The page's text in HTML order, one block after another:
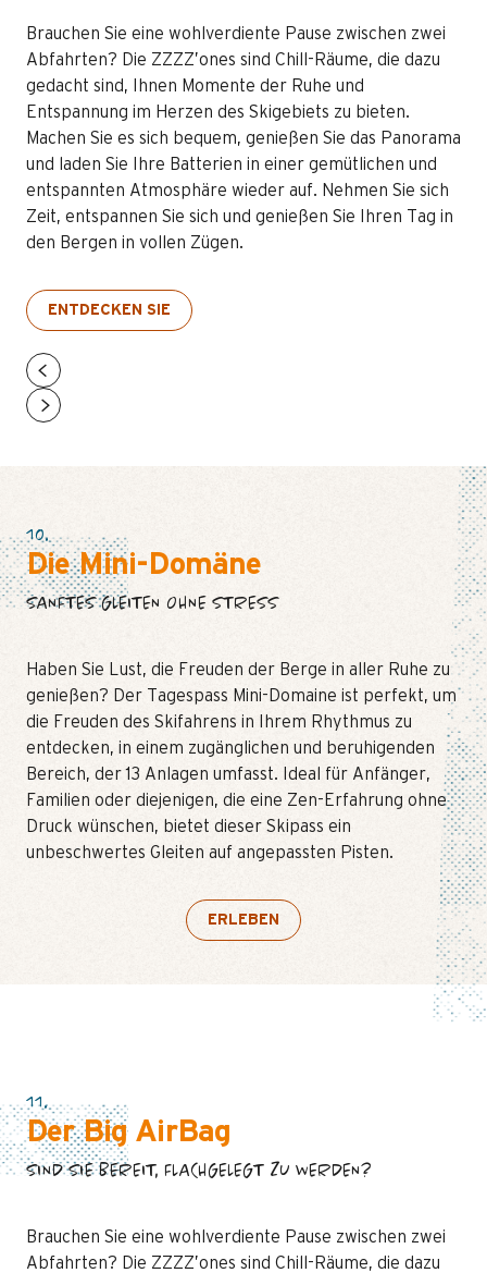
Brauchen Sie eine wohlverdiente Pause zwischen zwei
Abfahrten? Die ZZZZ’ones sind Chill-Räume, die dazu
gedacht sind, Ihnen Momente der Ruhe und
Entspannung im Herzen des Skigebiets zu bieten.
Machen Sie es sich bequem, genießen Sie das Panorama
und laden Sie Ihre Batterien in einer gemütlichen und
entspannten Atmosphäre wieder auf. Nehmen Sie sich
Zeit, entspannen Sie sich und genießen Sie Ihren Tag in
den Bergen in vollen Zügen.
ENTDECKEN SIE
10.
Die Mini-Domäne
SANFTES GLEITEN OHNE STRESS
Haben Sie Lust, die Freuden der Berge in aller Ruhe zu
genießen? Der Tagespass Mini-Domaine ist perfekt, um
die Freuden des Skifahrens in Ihrem Rhythmus zu
entdecken, in einem zugänglichen und beruhigenden
Bereich, der 13 Anlagen umfasst. Ideal für Anfänger,
Familien oder diejenigen, die eine Zen-Erfahrung ohne
Druck wünschen, bietet dieser Skipass ein
unbeschwertes Gleiten auf angepassten Pisten.
ERLEBEN
11.
Der Big AirBag
SIND SIE BEREIT, FLACHGELEGT ZU WERDEN?
Brauchen Sie eine wohlverdiente Pause zwischen zwei
Abfahrten? Die ZZZZ’ones sind Chill-Räume, die dazu